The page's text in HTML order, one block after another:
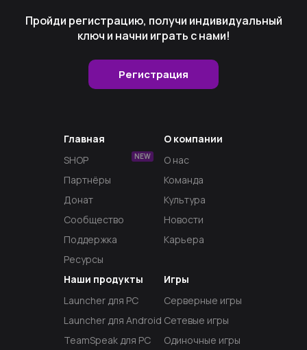
Пройди регистрацию, получи индивидуальный
ключ и начни играть с нами!
Регистрация
Главная
SHOP
NEW
Партнёры
Донат
Сообщество
Поддержка
Ресурсы
Наши продукты
Launcher для PC
Launcher для Android
TeamSpeak для PC
Игры
Серверные игры
Сетевые игры
Одиночные игры
О компании
О нас
Команда
Культура
Новости
Карьера